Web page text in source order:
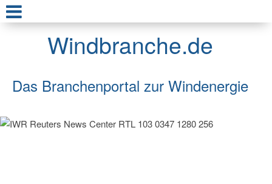
Windbranche.de
Das Branchenportal zur Windenergie